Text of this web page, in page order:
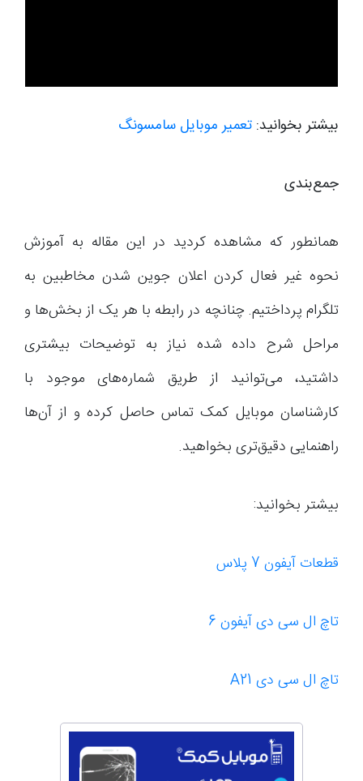
بیشتر بخوانید: تعمیر موبایل سامسونگ
جمع‌بندی
همانطور که مشاهده کردید در این مقاله به آموزش
نحوه غیر فعال کردن اعلان جوین شدن مخاطبین به
تلگرام پرداختیم. چنانچه در رابطه با هر یک از بخش‌ها و
مراحل شرح داده شده نیاز به توضیحات بیشتری
داشتید، می‌توانید از طریق شماره‌های موجود با
کارشناسان موبایل کمک تماس حاصل کرده و از آن‌ها
راهنمایی دقیق‌تری بخواهید.
بیشتر بخوانید:
قطعات آیفون 7 پلاس
تاچ ال سی دی آیفون 6
تاچ ال سی دی A21